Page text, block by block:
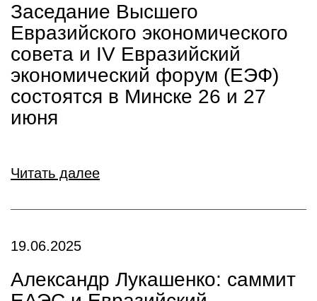
Заседание Высшего
Евразийского экономического
совета и IV Евразийский
экономический форум (ЕЭФ)
состоятся в Минске 26 и 27
июня
Читать далее
19.06.2025
Александр Лукашенко: саммит